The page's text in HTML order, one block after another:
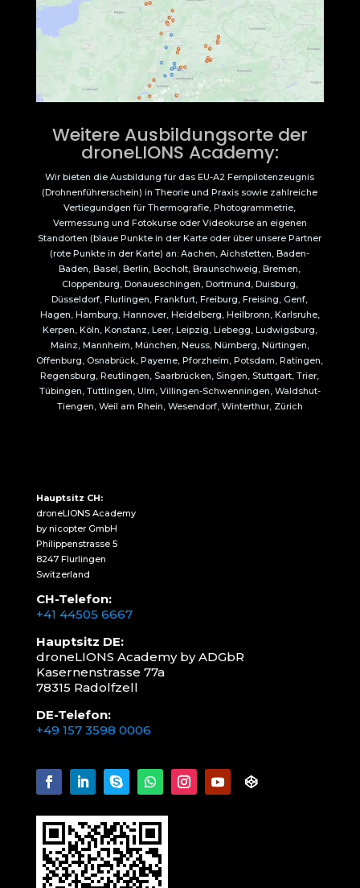
Weitere Ausbildungsorte der
droneLIONS Academy:
Wir bieten die Ausbildung für das EU-A2 Fernpilotenzeugnis
(Drohnenführerschein) in Theorie und Praxis sowie zahlreiche
Vertiegundgen für Thermografie, Photogrammetrie,
Vermessung und Fotokurse oder Videokurse an eigenen
Standorten (blaue Punkte in der Karte oder über unsere Partner
(rote Punkte in der Karte) an: Aachen, Aichstetten, Baden-
Baden, Basel, Berlin, Bocholt, Braunschweig, Bremen,
Cloppenburg, Donaueschingen, Dortmund, Duisburg,
Düsseldorf, Flurlingen, Frankfurt, Freiburg, Freising, Genf,
Hagen, Hamburg, Hannover, Heidelberg, Heilbronn, Karlsruhe,
Kerpen, Köln, Konstanz, Leer, Leipzig, Liebegg, Ludwigsburg,
Mainz, Mannheim, München, Neuss, Nürnberg, Nürtingen,
Offenburg, Osnabrück, Payerne, Pforzheim, Potsdam, Ratingen,
Regensburg, Reutlingen, Saarbrücken, Singen, Stuttgart, Trier,
Tübingen, Tuttlingen, Ulm, Villingen-Schwenningen, Waldshut-
Tiengen, Weil am Rhein, Wesendorf, Winterthur, Zürich
Hauptsitz CH:
droneLIONS Academy
by nicopter GmbH
Philippenstrasse 5
8247 Flurlingen
Switzerland
CH-Telefon:
+41 44505 6667
Hauptsitz DE:
droneLIONS Academy by ADGbR
Kasernenstrasse 77a
78315 Radolfzell
DE-Telefon:
+49 157 3598 0006